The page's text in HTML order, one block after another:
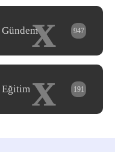
x
Gündem 947
x
Eğitim 191